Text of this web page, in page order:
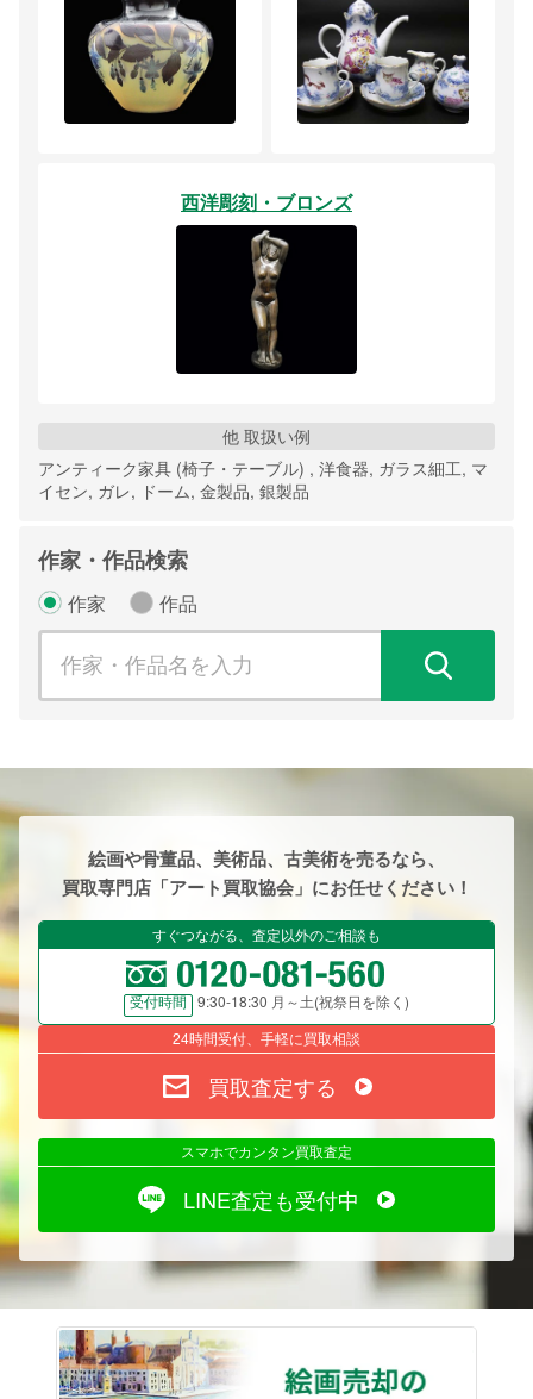
西洋彫刻・ブロンズ
他 取扱い例
アンティーク家具 (椅子・テーブル) , 洋食器, ガラス細工, マ
イセン, ガレ, ドーム, 金製品, 銀製品
作家・作品検索
作家 作品
絵画や骨董品、美術品、古美術を売るなら、
買取専門店「アート買取協会」にお任せください！
すぐつながる、査定以外のご相談も
受付時間
9:30-18:30 月～土(祝祭日を除く)
24時間受付、手軽に買取相談
買取査定する
スマホでカンタン買取査定
LINE査定も受付中